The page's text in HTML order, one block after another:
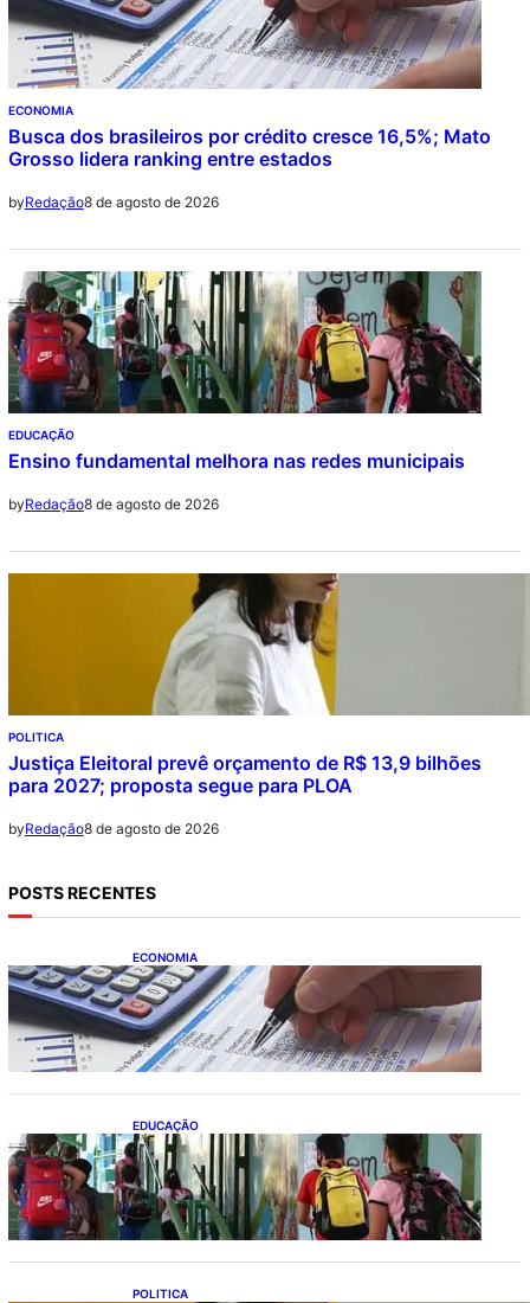
ECONOMIA
Busca dos brasileiros por crédito cresce 16,5%; Mato
Grosso lidera ranking entre estados
byRedação8 de agosto de 2026
EDUCAÇÃO
Ensino fundamental melhora nas redes municipais
byRedação8 de agosto de 2026
POLITICA
Justiça Eleitoral prevê orçamento de R$ 13,9 bilhões
para 2027; proposta segue para PLOA
byRedação8 de agosto de 2026
POSTS RECENTES
ECONOMIA
Busca dos brasileiros por crédito cresce
16,5%; Mato Grosso lidera ranking entre
estados
EDUCAÇÃO
Ensino fundamental melhora nas redes
municipais
POLITICA